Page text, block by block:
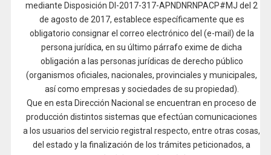
mediante Disposición DI-2017-317-APNDNRNPACP#MJ del 2
de agosto de 2017, establece específicamente que es
obligatorio consignar el correo electrónico del (e-mail) de la
persona jurídica, en su último párrafo exime de dicha
obligación a las personas jurídicas de derecho público
(organismos oficiales, nacionales, provinciales y municipales,
así como empresas y sociedades de su propiedad).
Que en esta Dirección Nacional se encuentran en proceso de
producción distintos sistemas que efectúan comunicaciones
a los usuarios del servicio registral respecto, entre otras cosas,
del estado y la finalización de los trámites peticionados, a